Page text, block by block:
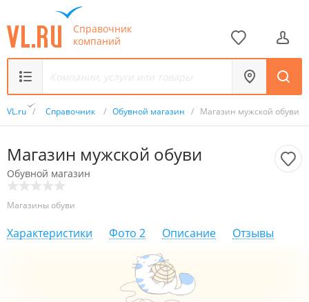
Справочник
компаний
VL.ru / Справочник / Обувной магазин / Магазин мужской обуви
Магазин мужской обуви
Обувной магазин
Магазины обуви
Характеристики Фото 2 Описание Отзывы